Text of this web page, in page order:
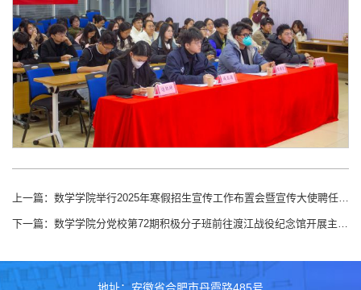
上一篇： 数学学院举行2025年寒假招生宣传工作布置会暨宣传大使聘任仪式
下一篇： 数学学院分党校第72期积极分子班前往渡江战役纪念馆开展主题实践活动